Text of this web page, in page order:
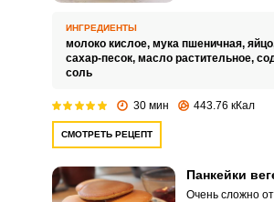
вкусом от
надо на хорошо
ИНГРЕДИЕНТЫ
молоко кислое, мука пшеничная,
сахар-песок, масло растительное,
соль
30 мин 443.76 кКал
СМОТРЕТЬ РЕЦЕПТ
Панкейки
Очень сложно